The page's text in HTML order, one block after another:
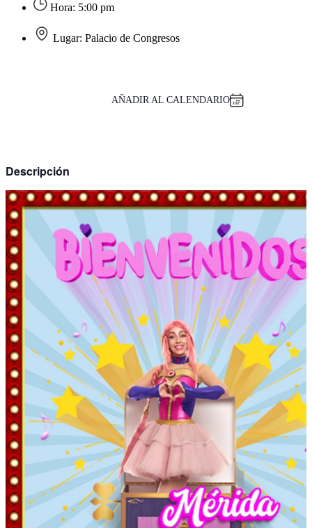
Hora: 5:00 pm
Lugar: Palacio de Congresos
AÑADIR AL CALENDARIO
Descripción